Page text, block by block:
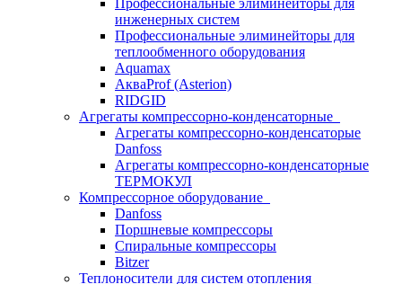
Профессиональные элиминейторы для
инженерных систем
Профессиональные элиминейторы для
теплообменного оборудования
Aquamax
АкваProf (Asterion)
RIDGID
Агрегаты компрессорно-конденсаторные
Агрегаты компрессорно-конденсаторые
Danfoss
Агрегаты компрессорно-конденсаторные
ТЕРМОКУЛ
Компрессорное оборудование
Danfoss
Поршневые компрессоры
Спиральные компрессоры
Bitzer
Теплоносители для систем отопления